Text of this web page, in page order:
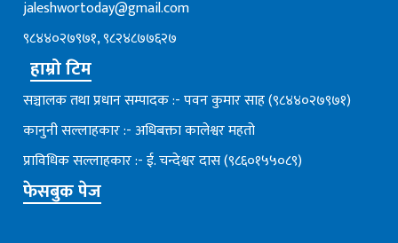
jaleshwortoday@gmail.com
९८४४०२७९७१, ९८२४८७७६२७
हाम्रो टिम
सञ्चालक तथा प्रधान सम्पादक :- पवन कुमार साह (९८४४०२७९७१)
कानुनी सल्लाहकार :- अधिबक्ता कालेश्वर महतो
प्राविधिक सल्लाहकार :- ई. चन्देश्वर दास (९८६०१५५०८९)
फेसबुक पेज